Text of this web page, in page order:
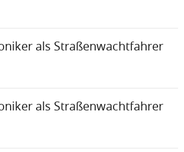
als Straßenwachtfahrer
als Straßenwachtfahrer